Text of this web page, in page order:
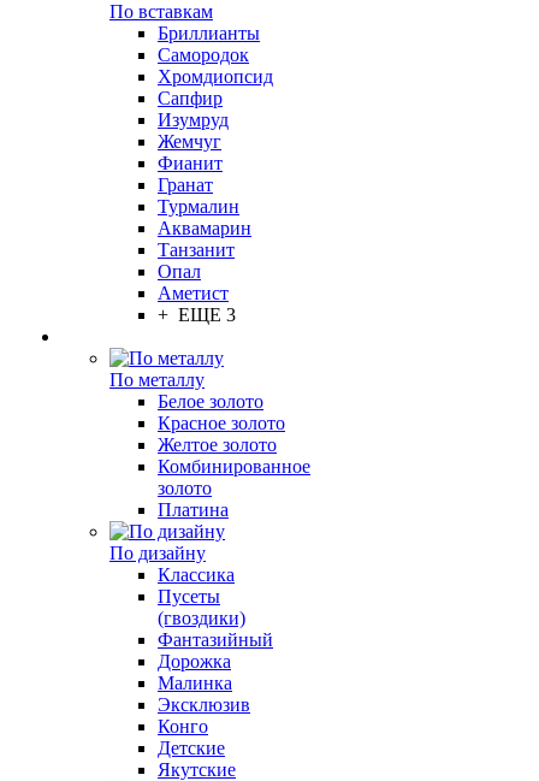
По вставкам
Бриллианты
Самородок
Хромдиопсид
Сапфир
Изумруд
Жемчуг
Фианит
Гранат
Турмалин
Аквамарин
Танзанит
Опал
Аметист
+ ЕЩЕ 3
По металлу
Белое золото
Красное золото
Желтое золото
Комбинированное
золото
Платина
По дизайну
Классика
Пусеты
(гвоздики)
Фантазийный
Дорожка
Малинка
Эксклюзив
Конго
Детские
Якутские